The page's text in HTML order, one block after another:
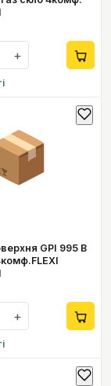
+
GPI 995 B
+